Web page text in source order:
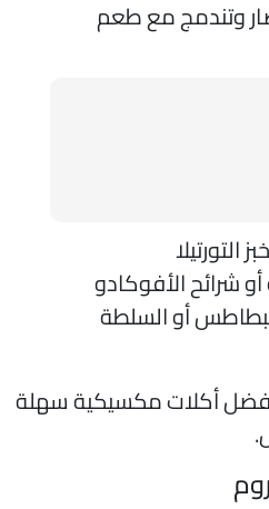
وتندمج مع طعم
الأفوكادو
أو السلطة
أكلات مكسيكية سهلة